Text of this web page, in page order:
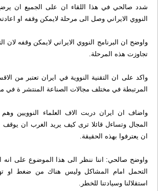
شدد صالحي في هذا اللقاء ان على الجميع ان
النووي الايراني وصل الى مرحلة لايمكن وقفه او
واوضح ان البرنامج النووي الايراني لايمكن وقفه لان
تجاوزت هذه المرحلة.
واكد على ان التقنية النووية في ايران تعتبر من
المرتبطة في مختلف مجالات الصناعة المنتشر ة في
واضاف ان ايران دربت الاف العلماء النوويين
المجال وتساءل قائلا ترى كيف يريد الغرب ان يوقف
ان يعترفوا بهذه الحقيقة.
واوضح صالحي: اننا ننظر الى هذا الموضوع على انه
التحمل امام المشاكل وليس هناك من ضغط او
استقلالنا وسيادتنا للخطر.